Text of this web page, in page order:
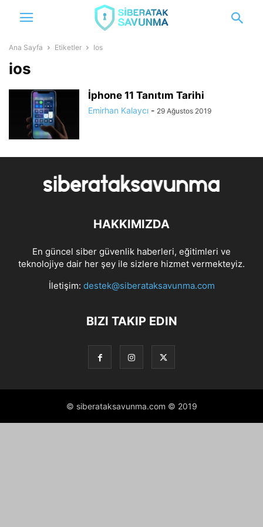
Ana Sayfa Etiketler Ios
ios
İphone 11 Tanıtım Tarihi
Emirhan Kalaycı - 29 Ağustos 2019
HAKKIMIZDA
En güncel siber güvenlik haberleri, eğitimleri ve
teknolojiye dair her şey ile sizlere hizmet vermekteyiz.
İletişim: destek@siberataksavunma.com
BIZI TAKIP EDIN
© siberataksavunma.com © 2019